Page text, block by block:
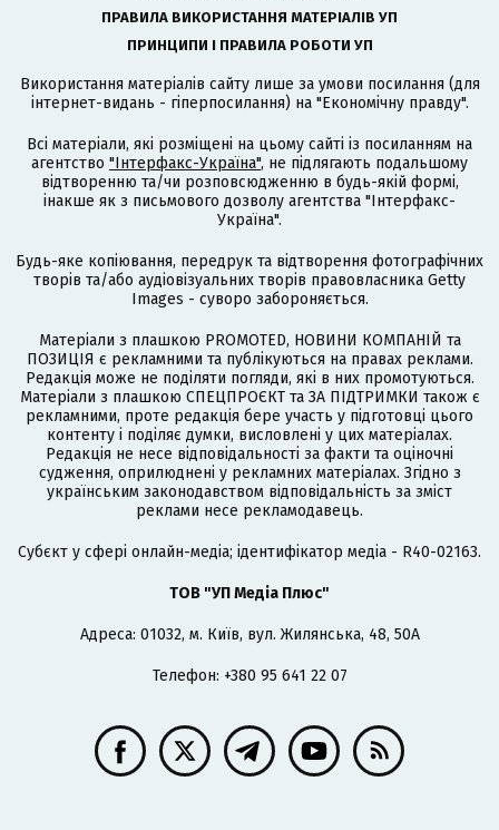
ПРАВИЛА ВИКОРИСТАННЯ МАТЕРІАЛІВ УП
ПРИНЦИПИ І ПРАВИЛА РОБОТИ УП
Використання матеріалів сайту лише за умови посилання (для
інтернет-видань - гіперпосилання) на "Економічну правду".
Всі матеріали, які розміщені на цьому сайті із посиланням на
агентство "Інтерфакс-Україна", не підлягають подальшому
відтворенню та/чи розповсюдженню в будь-якій формі,
інакше як з письмового дозволу агентства "Інтерфакс-
Україна".
Будь-яке копіювання, передрук та відтворення фотографічних
творів та/або аудіовізуальних творів правовласника Getty
Images - суворо забороняється.
Матеріали з плашкою PROMOTED, НОВИНИ КОМПАНІЙ та
ПОЗИЦІЯ є рекламними та публікуються на правах реклами.
Редакція може не поділяти погляди, які в них промотуються.
Матеріали з плашкою СПЕЦПРОЄКТ та ЗА ПІДТРИМКИ також є
рекламними, проте редакція бере участь у підготовці цього
контенту і поділяє думки, висловлені у цих матеріалах.
Редакція не несе відповідальності за факти та оціночні
судження, оприлюднені у рекламних матеріалах. Згідно з
українським законодавством відповідальність за зміст
реклами несе рекламодавець.
Cубєкт у сфері онлайн-медіа; ідентифікатор медіа - R40-02163.
ТОВ "УП Медіа Плюс"
Адреса: 01032, м. Київ, вул. Жилянська, 48, 50А
Телефон: +380 95 641 22 07